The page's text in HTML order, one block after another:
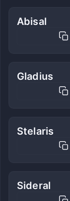
Abisal
Gladius
Stelaris
Sideral